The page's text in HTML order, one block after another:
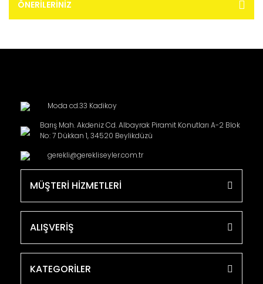
ÖNERILERINIZ
Moda cd.33 Kadikoy
Barış Mah. Akdeniz Cd. Albayrak Piramit Konutları A-2 Blok
No: 7 Dükkan 1, 34520 Beylikdüzü
gerekli@gerekliseyler.com.tr
MÜŞTERİ HİZMETLERİ
ALIŞVERİŞ
KATEGORİLER